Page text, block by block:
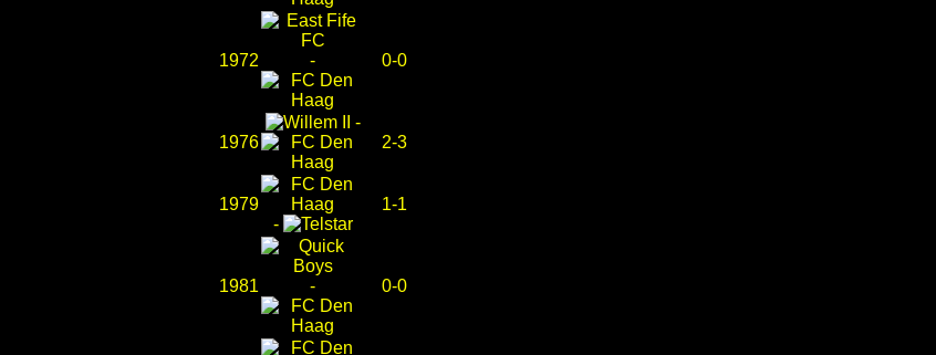
1972 - 0-0
1976
-
2-3
1979
-
1-1
1981 - 0-0